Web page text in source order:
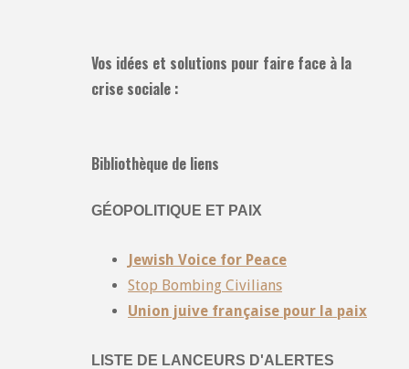
Vos idées et solutions pour faire face à la
crise sociale :
Bibliothèque de liens
GÉOPOLITIQUE ET PAIX
Jewish Voice for Peace
Stop Bombing Civilians
Union juive française pour la paix
LISTE DE LANCEURS D'ALERTES